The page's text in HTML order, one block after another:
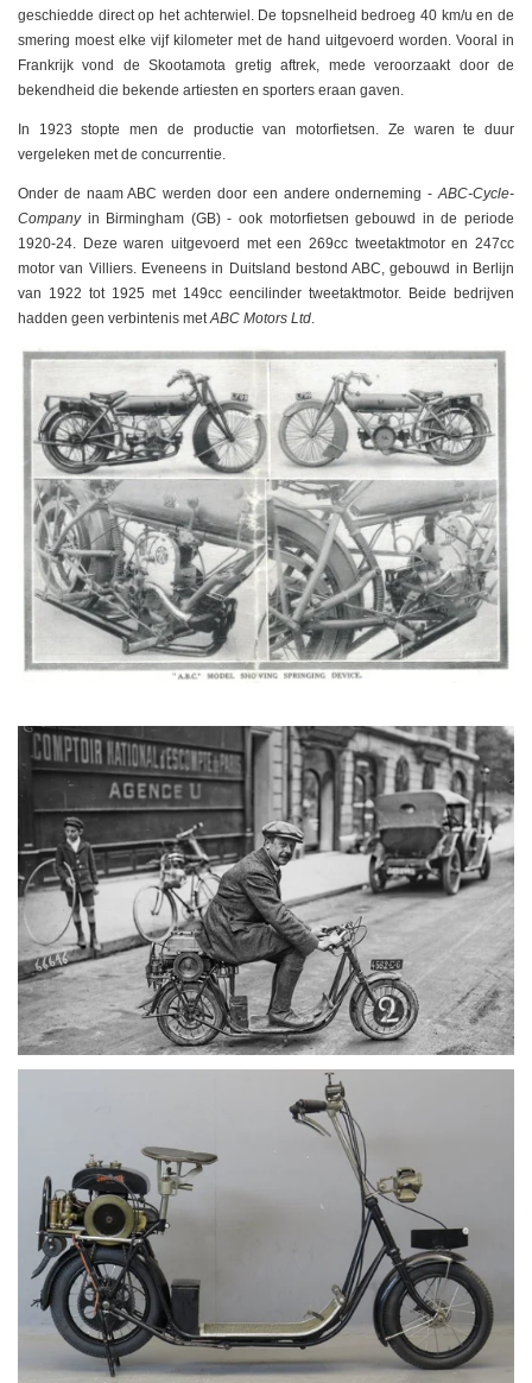
geschiedde direct op het achterwiel. De topsnelheid bedroeg 40 km/u en de
smering moest elke vijf kilometer met de hand uitgevoerd worden. Vooral in
Frankrijk vond de Skootamota gretig aftrek, mede veroorzaakt door de
bekendheid die bekende artiesten en sporters eraan gaven.
In 1923 stopte men de productie van motorfietsen. Ze waren te duur
vergeleken met de concurrentie.
Onder de naam ABC werden door een andere onderneming - ABC-Cycle-
Companyin Birmingham (GB) - ook motorfietsen gebouwd in de periode
1920-24. Deze waren uitgevoerd met een 269cc tweetaktmotor en 247cc
motor van Villiers. Eveneens in Duitsland bestond ABC, gebouwd in Berlijn
van 1922 tot 1925 met 149cc eencilinder tweetaktmotor. Beide bedrijven
hadden geen verbintenis met ABC Motors Ltd